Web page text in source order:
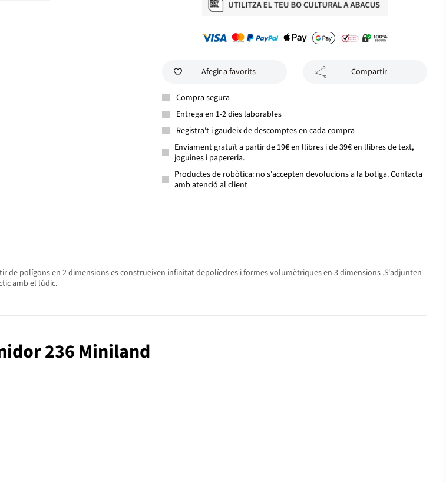
Afegir a favorits Compartir
Compra segura
Entrega en 1-2 dies laborables
Registra't i gaudeix de descomptes en cada compra
Enviament gratuït a partir de 19€ en llibres i de 39€ en llibres de text,
joguines i papereria.
Productes de robòtica: no s'accepten devolucions a la botiga. Contacta
amb atenció al client
polígons en 2 dimensions es construeixen infinitat depolíedres i formes volumètriques en 3 dimensions .S'adjunten
amb el lúdic.
236 Miniland